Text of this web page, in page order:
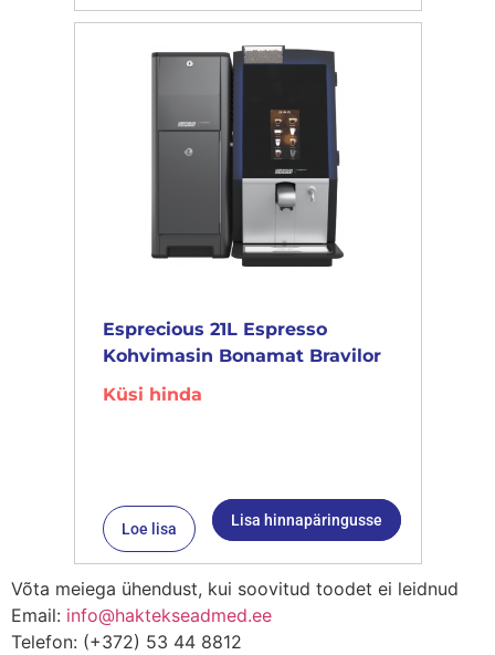
Esprecious 21L Espresso
Kohvimasin Bonamat Bravilor
Küsi hinda
Loe lisa Lisa hinnapäringusse
Võta meiega ühendust, kui soovitud toodet ei leidnud
Email: info@haktekseadmed.ee
Telefon: (+372) 53 44 8812